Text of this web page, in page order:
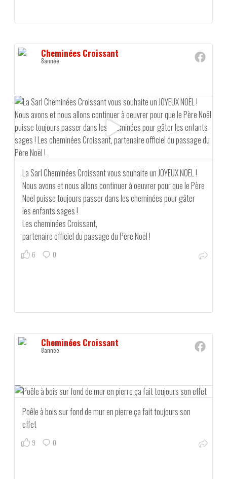
Cheminées Croissant
8année
La Sarl Cheminées Croissant vous souhaite un JOYEUX NOËL !
Nous avons et nous allons continuer à oeuvrer pour que le Père
Noël puisse toujours passer dans les cheminées pour gâter
les enfants sages !
Les cheminées Croissant,
partenaire officiel du passage du Père Noël !
6 0
Cheminées Croissant
8année
Poêle à bois sur fond de mur en pierre ça fait toujours son
effet
9 0